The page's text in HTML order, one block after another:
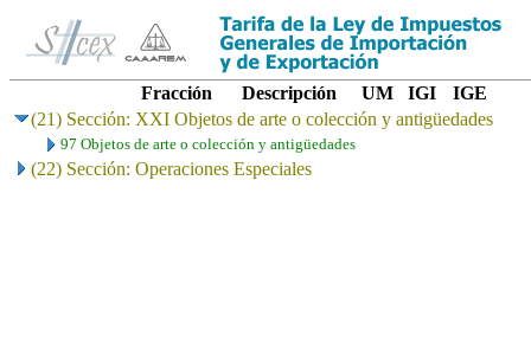
Fracción Descripción UM IGI
IGE
(21) Sección: XXI Objetos de arte o colección y antigüedades
97 Objetos de arte o colección y antigüedades
(22) Sección: Operaciones Especiales